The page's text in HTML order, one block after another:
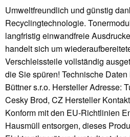
Umweltfreundlich und günstig
Recyclingtechnologie.
langfristig einwandfreie
handelt sich um
Verschleissteile vollständig
die Sie spüren! Technische
Büttner s.r.o. Hersteller Adresse:
Cesky Brod, CZ Hersteller
Konform mit den EU-Richtlinien
Hausmüll entsorgen, dieses